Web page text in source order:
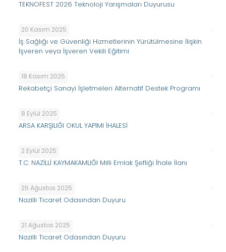
TEKNOFEST 2026 Teknoloji Yarışmaları Duyurusu
20 Kasım 2025
İş Sağlığı ve Güvenliği Hizmetlerinin Yürütülmesine İlişkin
İşveren veya İşveren Vekili Eğitimi
18 Kasım 2025
Rekabetçi Sanayi İşletmeleri Alternatif Destek Programı
8 Eylül 2025
ARSA KARŞILIĞI OKUL YAPIMI İHALESİ
2 Eylül 2025
T.C. NAZİLLİ KAYMAKAMLIĞI Milli Emlak Şefliği İhale İlanı
25 Ağustos 2025
Nazilli Ticaret Odasından Duyuru
21 Ağustos 2025
Nazilli Ticaret Odasından Duyuru